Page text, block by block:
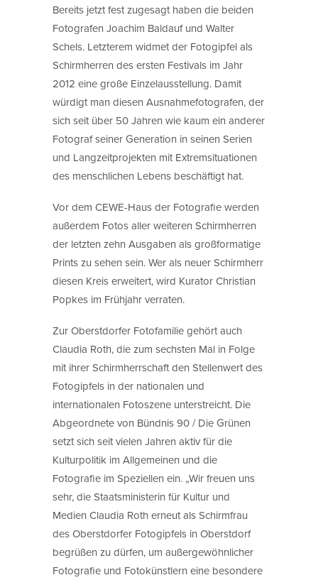
Bereits jetzt fest zugesagt haben die beiden
Fotografen Joachim Baldauf und Walter
Schels. Letzterem widmet der Fotogipfel als
Schirmherren des ersten Festivals im Jahr
2012 eine große Einzelausstellung. Damit
würdigt man diesen Ausnahmefotografen, der
sich seit über 50 Jahren wie kaum ein anderer
Fotograf seiner Generation in seinen Serien
und Langzeitprojekten mit Extremsituationen
des menschlichen Lebens beschäftigt hat.
Vor dem CEWE-Haus der Fotografie werden
außerdem Fotos aller weiteren Schirmherren
der letzten zehn Ausgaben als großformatige
Prints zu sehen sein. Wer als neuer Schirmherr
diesen Kreis erweitert, wird Kurator Christian
Popkes im Frühjahr verraten.
Zur Oberstdorfer Fotofamilie gehört auch
Claudia Roth, die zum sechsten Mal in Folge
mit ihrer Schirmherrschaft den Stellenwert des
Fotogipfels in der nationalen und
internationalen Fotoszene unterstreicht. Die
Abgeordnete von Bündnis 90 / Die Grünen
setzt sich seit vielen Jahren aktiv für die
Kulturpolitik im Allgemeinen und die
Fotografie im Speziellen ein. „Wir freuen uns
sehr, die Staatsministerin für Kultur und
Medien Claudia Roth erneut als Schirmfrau
des Oberstdorfer Fotogipfels in Oberstdorf
begrüßen zu dürfen, um außergewöhnlicher
Fotografie und Fotokünstlern eine besondere